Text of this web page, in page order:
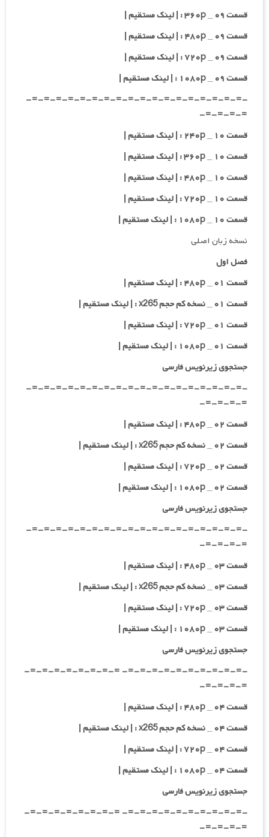
قسمت ۰۹ _ ۳۶۰p : | لینک مستقیم |
قسمت ۰۹ _ ۴۸۰p : | لینک مستقیم |
قسمت ۰۹ _ ۷۲۰p : | لینک مستقیم |
قسمت ۰۹ _ ۱۰۸۰p : | لینک مستقیم |
-=-=-=-=-=-=-=-=-=-=-=-=-=-=-=-=-=-=-
=-=-=-=-
قسمت ۱۰ _ ۲۴۰p : | لینک مستقیم |
قسمت ۱۰ _ ۳۶۰p : | لینک مستقیم |
قسمت ۱۰ _ ۴۸۰p : | لینک مستقیم |
قسمت ۱۰ _ ۷۲۰p : | لینک مستقیم |
قسمت ۱۰ _ ۱۰۸۰p : | لینک مستقیم |
نسخه زبان اصلی
فصل اول
قسمت ۰۱ _ ۴۸۰p : | لینک مستقیم |
قسمت ۰۱ _ نسخه کم حجم x265 : | لینک مستقیم |
قسمت ۰۱ _ ۷۲۰p : | لینک مستقیم |
قسمت ۰۱ _ ۱۰۸۰p : | لینک مستقیم |
جستجوی زیرنویس فارسی
-=-=-=-=-=-=-=-=-=-=-=-=-=-=-=-=-=-=-
=-=-=-=-
قسمت ۰۲ _ ۴۸۰p : | لینک مستقیم |
قسمت ۰۲ _ نسخه کم حجم x265 : | لینک مستقیم |
قسمت ۰۲ _ ۷۲۰p : | لینک مستقیم |
قسمت ۰۲ _ ۱۰۸۰p : | لینک مستقیم |
جستجوی زیرنویس فارسی
-=-=-=-=-=-=-=-=-=-=-=-=-=-=-=-=-=-=-
=-=-=-=-
قسمت ۰۳ _ ۴۸۰p : | لینک مستقیم |
قسمت ۰۳ _ نسخه کم حجم x265 : | لینک مستقیم |
قسمت ۰۳ _ ۷۲۰p : | لینک مستقیم |
قسمت ۰۳ _ ۱۰۸۰p : | لینک مستقیم |
جستجوی زیرنویس فارسی
-=-=-=-=-=-=-=-=-=-=- =-=-=-=-=-=-=-=-
=-=-=-=-
قسمت ۰۴ _ ۴۸۰p : | لینک مستقیم |
قسمت ۰۴ _ نسخه کم حجم x265 : | لینک مستقیم |
قسمت ۰۴ _ ۷۲۰p : | لینک مستقیم |
قسمت ۰۴ _ ۱۰۸۰p : | لینک مستقیم |
جستجوی زیرنویس فارسی
-=-=-=-=-=-=-=-=-=-=- =-=-=-=-=-=-=-=-
=-=-=-=-